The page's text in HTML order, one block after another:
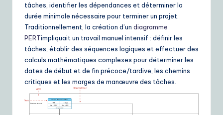
S
o
lu
ti
o
tâches, identifier les dépendances et déterminer la
durée minimale nécessaire pour terminer un projet.
Traditionnellement, la création d’un diagramme
PERTimpliquait un travail manuel intensif : définir les
tâches, établir des séquences logiques et effectuer des
calculs mathématiques complexes pour déterminer les
dates de début et de fin précoce/tardive, les chemins
critiques et les marges de manœuvre des tâches.